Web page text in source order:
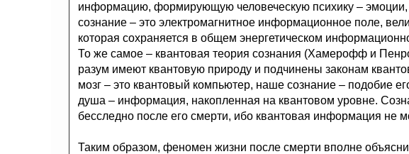
информацию, формирующую человеческую психику –
сознание – это электромагнитное информационное поле,
которая сохраняется в общем энергетическом
То же самое – квантовая теория сознания (Хамерофф и
разум имеют квантовую природу и подчинены законам
мозг – это квантовый компьютер, наше сознание – подобие
душа – информация, накопленная на квантовом уровне.
бесследно после его смерти, ибо квантовая информация не
Таким образом, феномен жизни после смерти вполне